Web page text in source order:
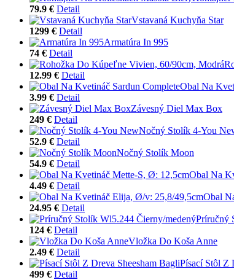
79.9 € Detail
Vstavaná Kuchyňa Star
1299 € Detail
Armatúra In 995
74 € Detail
12.99 € Detail
Obal Na
3.99 € Detail
Závesný Diel Max Box
249 € Detail
Nočný Stolík 4-You
52.9 € Detail
Nočný Stolík Moon
54.9 € Detail
Obal Na
4.49 € Detail
Obal
24.95 € Detail
Príručný
124 € Detail
Vložka Do Koša Anne
2.49 € Detail
Písací Stôl Z
499 € Detail